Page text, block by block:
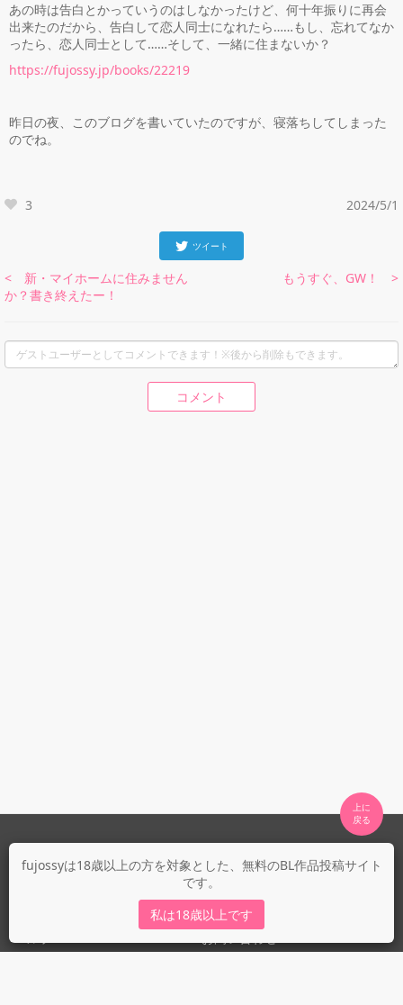
fujossyは18歳以上の方を対象とした、無料のBL作品投稿サイト
です。
私は18歳以上です
あの時は告白とかっていうのはしなかったけど、何十年振りに再会
出来たのだから、告白して恋人同士になれたら……もし、忘れてなか
ったら、恋人同士として……そして、一緒に住まないか？
https://fujossy.jp/books/22219
昨日の夜、このブログを書いていたのですが、寝落ちしてしまった
のでね。
3 2024/5/1
ツイート
< 新・マイホームに住みません
か？書き終えたー！
もうすぐ、GW！ >
コメント
上に
fujossyについて
fujossy運営ブログ